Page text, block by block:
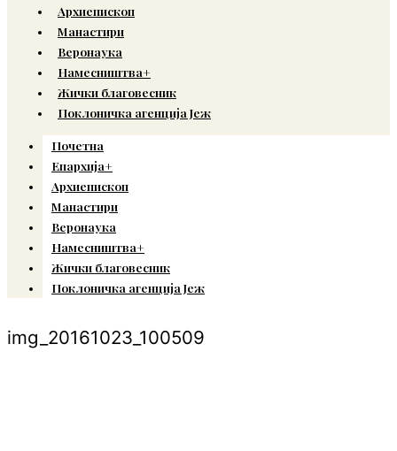
Архиепископ
Манастири
Веронаука
Намесништва+
Жички благовесник
Поклоничка агенција Јеж
Почетна
Епархија+
Архиепископ
Манастири
Веронаука
Намесништва+
Жички благовесник
Поклоничка агенција Јеж
img_20161023_100509